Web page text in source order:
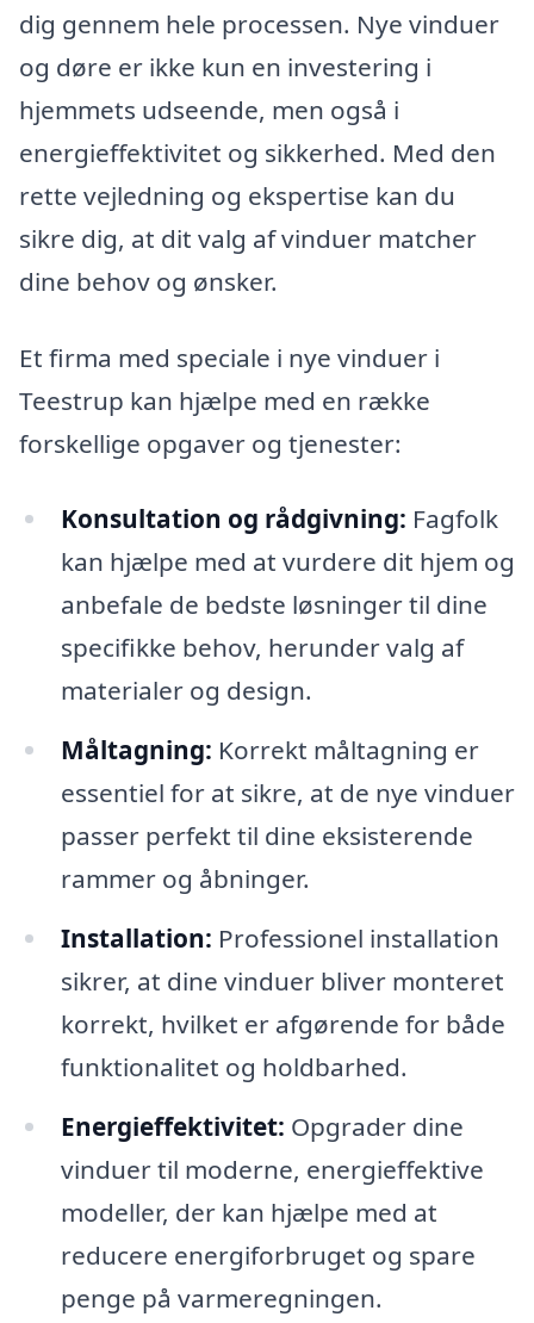
dig gennem hele processen. Nye vinduer
og døre er ikke kun en investering i
hjemmets udseende, men også i
energieffektivitet og sikkerhed. Med den
rette vejledning og ekspertise kan du
sikre dig, at dit valg af vinduer matcher
dine behov og ønsker.
Et firma med speciale i nye vinduer i
Teestrup kan hjælpe med en række
forskellige opgaver og tjenester:
Konsultation og rådgivning: Fagfolk
kan hjælpe med at vurdere dit hjem og
anbefale de bedste løsninger til dine
specifikke behov, herunder valg af
materialer og design.
Måltagning: Korrekt måltagning er
essentiel for at sikre, at de nye vinduer
passer perfekt til dine eksisterende
rammer og åbninger.
Installation: Professionel installation
sikrer, at dine vinduer bliver monteret
korrekt, hvilket er afgørende for både
funktionalitet og holdbarhed.
Energieffektivitet: Opgrader dine
vinduer til moderne, energieffektive
modeller, der kan hjælpe med at
reducere energiforbruget og spare
penge på varmeregningen.